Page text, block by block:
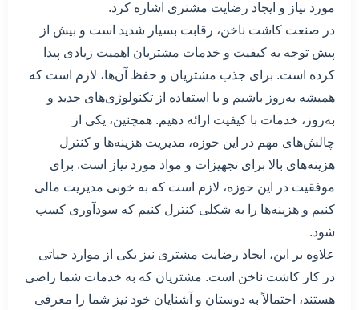
مورد نیاز و ایجاد رضایت مشتری اشاره کرد.
در صنعت کاشت ناخن، رقابت بسیار شدید است و بیش از
پیش توجه به کیفیت و خدمات مشتریان اهمیت زیادی پیدا
کرده است. برای جذب مشتریان و حفظ آن‌ها، لازم است که
همیشه به‌روز باشیم و با استفاده از تکنولوژی‌های جدید و
به‌روز، خدمات با کیفیت ارائه دهیم. همچنین، یکی از
چالش‌های مهم در این حوزه، مدیریت هزینه‌ها و کنترل
هزینه‌های بالا برای تجهیزات و مواد مورد نیاز است. برای
موفقیت در این حوزه، لازم است که به خوبی مدیریت مالی
کنیم و هزینه‌ها را به شکلی کنترل کنیم که سودآوری کسب
شود.
علاوه بر این، ایجاد رضایت مشتری نیز یکی از موارد حیاتی
در کار کاشت ناخن است. مشتریان که به خدمات شما راضی
هستند، احتمالاً به دوستان و آشنایان خود نیز شما را معرفی